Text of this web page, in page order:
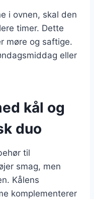
i ovnen, skal den
timer. Dette
møre og saftige.
eller
kål og
duo
til
smag, men
Kålens
komplementerer